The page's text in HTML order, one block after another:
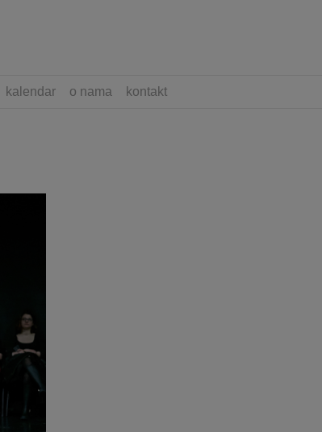
kalendar o nama kontakt